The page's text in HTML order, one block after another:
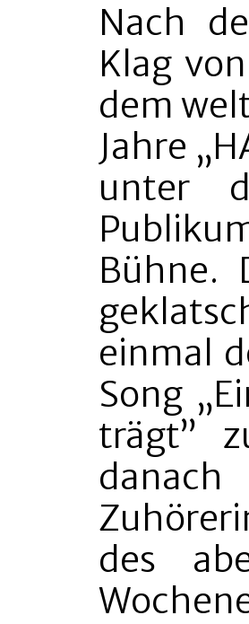
Nach
Klag
dem
Jahre
unter
Bühne.
einmal
Song
trägt”
des